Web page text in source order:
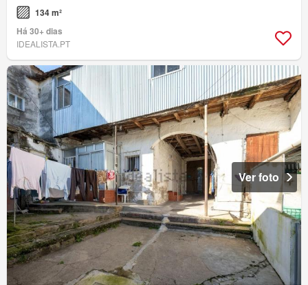
134 m²
Há 30+ dias
IDEALISTA.PT
Ver foto